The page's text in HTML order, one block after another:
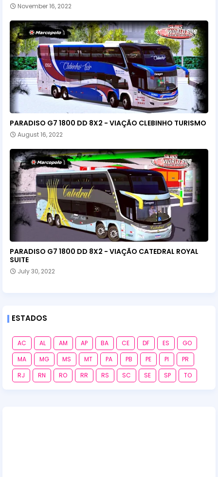
November 16, 2022
PARADISO G7 1800 DD 8X2 - VIAÇÃO CLEBINHO TURISMO
August 16, 2022
PARADISO G7 1800 DD 8X2 - VIAÇÃO CATEDRAL ROYAL
SUITE
July 30, 2022
ESTADOS
AC AL AM AP BA CE DF ES
GO
MA
MG MS MT PA PB PE PI
PR
RJ
RN RO RR RS SC SE SP TO